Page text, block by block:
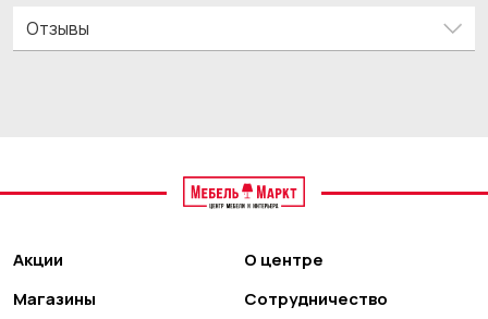
Отзывы
Акции
Магазины
О центре
Сотрудничество